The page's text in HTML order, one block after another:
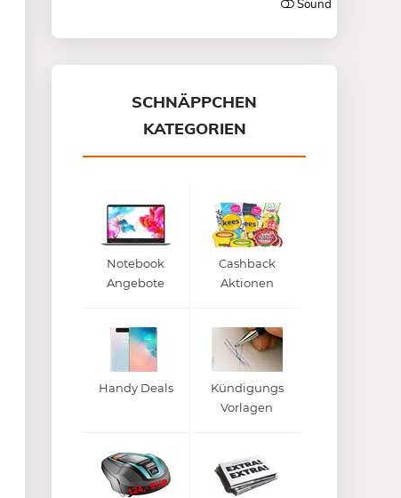
SCHNÄPPCHEN
KATEGORIEN
Notebook
Angebote
Cashback
Aktionen
Handy Deals
Kündigungs
Vorlagen